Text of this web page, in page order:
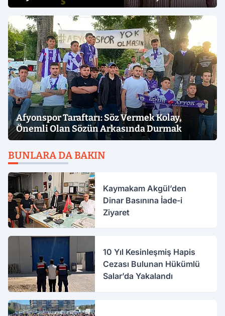
Afyonspor Taraftarı: Söz Vermek Kolay,
Önemli Olan Sözün Arkasında Durmak
BUNLARA DA BAKIN
Kaymakam Akgül’den
Dinar Basınına İade-i
Ziyaret
10 Yıl Kesinleşmiş Hapis
Cezası Bulunan Hükümlü
Salar’da Yakalandı